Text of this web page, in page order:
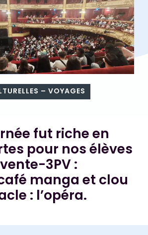
– VOYAGES
fut riche en
pour nos élèves
3PV :
manga et clou
: l’opéra.